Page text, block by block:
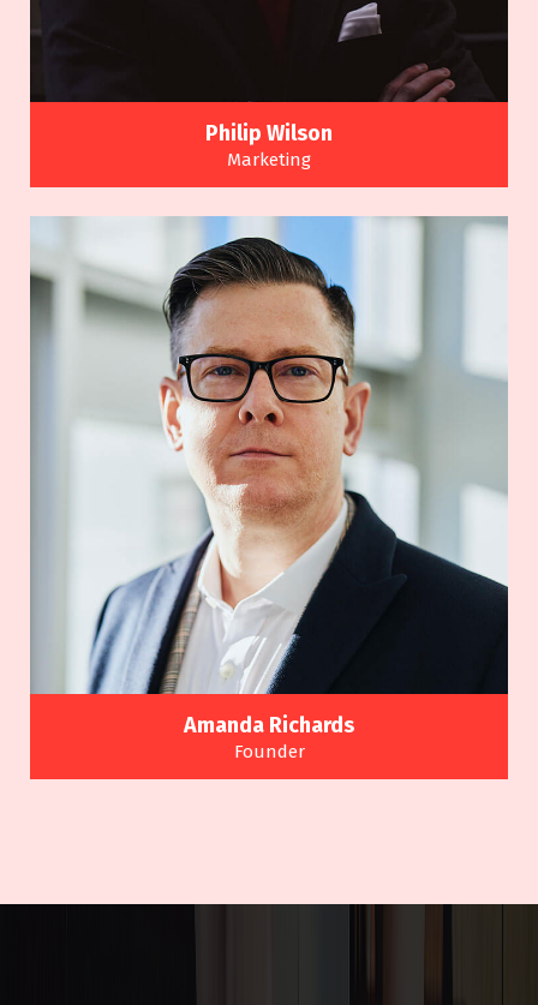
Philip Wilson
Marketing
Many variations of passages of a Lorem Ipsum
available alteration.
Amanda Richards
Founder